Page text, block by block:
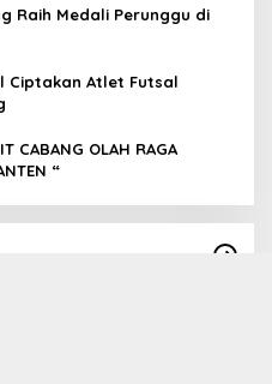
Raih Medali Perunggu di
Ciptakan Atlet Futsal
CABANG OLAH RAGA
“